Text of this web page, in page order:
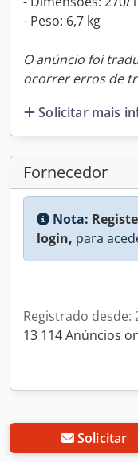
- Peso: 6,7 kg
O anúncio foi
ocorrer erros de
Solicitar mais
Fornecedor
Nota:
login, para
Registrado desde:
13 114 Anúncios
Solicitar